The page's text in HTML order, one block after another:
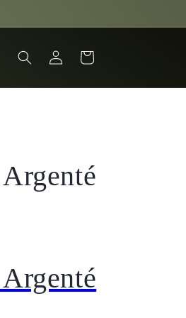
Connexion Panier